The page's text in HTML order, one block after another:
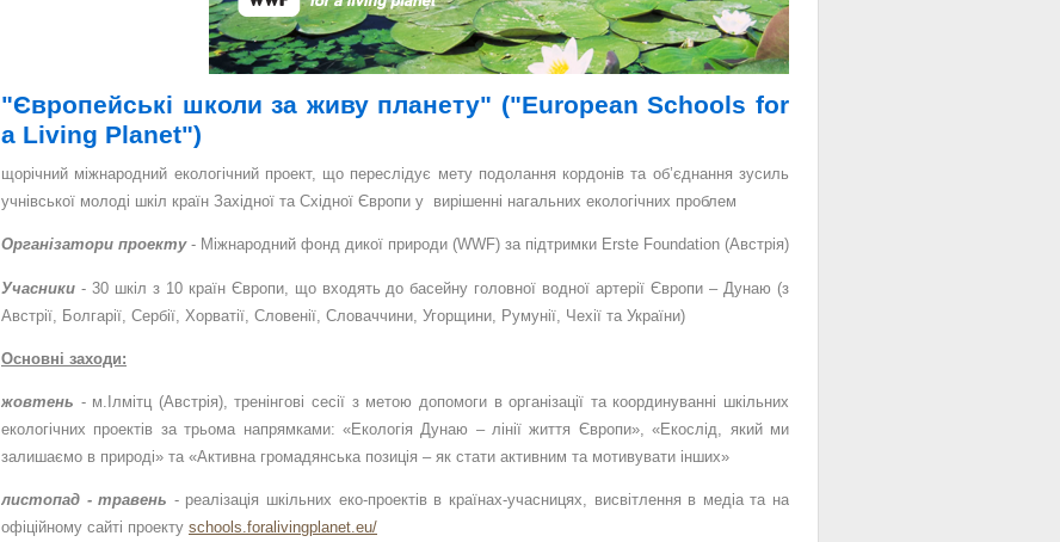
"Європейські школи за живу планету" ("European Schools for
a Living Planet")
щорічний міжнародний екологічний проект, що переслідує мету подолання кордонів та об’єднання зусиль
учнівської молоді шкіл країн Західної та Східної Європи у вирішенні нагальних екологічних проблем
Організатори проекту- Міжнародний фонд дикої природи (WWF) за підтримки Erste Foundation (Австрія)
Учасники - 30 шкіл з 10 країн Європи, що входять до басейну головної водної артерії Європи – Дунаю (з
Австрії, Болгарії, Сербії, Хорватії, Словенії, Словаччини, Угорщини, Румунії, Чехії та України)
Основні заходи:
жовтень - м.Ілмітц (Австрія),тренінгові сесії з метою допомоги в організації та координуванні шкільних
екологічних проектів за трьома напрямками: «Екологія Дунаю – лінії життя Європи», «Екослід, який ми
залишаємо в природі» та «Активна громадянська позиція – як стати активним та мотивувати інших»
листопад - травень - реалізація шкільних еко-проектів в країнах-учасницях, висвітлення в медіа та на
офіційному сайті проекту schools.foralivingplanet.eu/